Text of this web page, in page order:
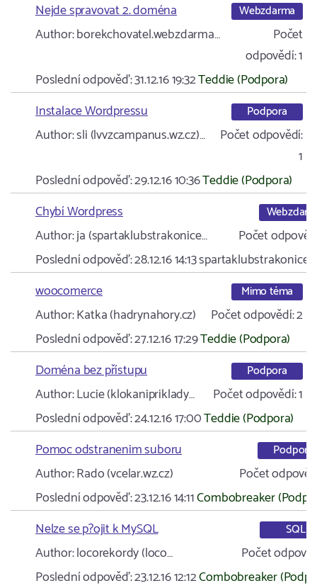
Nejde spravovat 2. doména
Webzdarma
Author:borekchovatel.webzdarma…
Počet
odpovědí:1
Poslední odpověď:31.12.16 19:32Teddie (Podpora)
Instalace Wordpressu
Podpora
Author:sli (lvvzcampanus.wz.cz)…
Počet odpovědí:
1
Poslední odpověď:29.12.16 10:36Teddie (Podpora)
Chybí Wordpress
Author:ja (spartaklubstrakonice…
Počet
Poslední odpověď:28.12.16 14:13
woocomerce
Mimo téma
Author:Katka (hadrynahory.cz) Počet odpovědí:2
Poslední odpověď:27.12.16 17:29Teddie (Podpora)
Doména bez přístupu
Podpora
Author:Lucie (klokanipriklady… Počet odpovědí:1
Poslední odpověď:24.12.16 17:00Teddie (Podpora)
Pomoc odstranenim suboru
Podpora
Author:Rado (vcelar.wz.cz)
Počet
Poslední odpověď:23.12.16 14:11Combobreaker
Nelze se p?ojit k MySQL
SQL
Author:locorekordy (loco…
Počet
Poslední odpověď:23.12.16 12:12Combobreaker